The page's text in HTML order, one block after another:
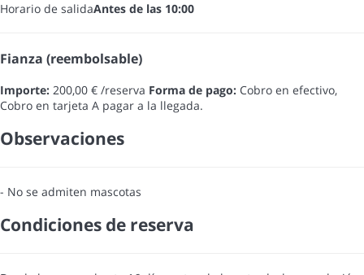
Horario de salidaAntes de las 10:00
Fianza (reembolsable)
Importe: 200,00 € /reserva Forma de pago: Cobro en efectivo,
Cobro en tarjeta A pagar a la llegada.
Observaciones
- No se admiten mascotas
Condiciones de reserva